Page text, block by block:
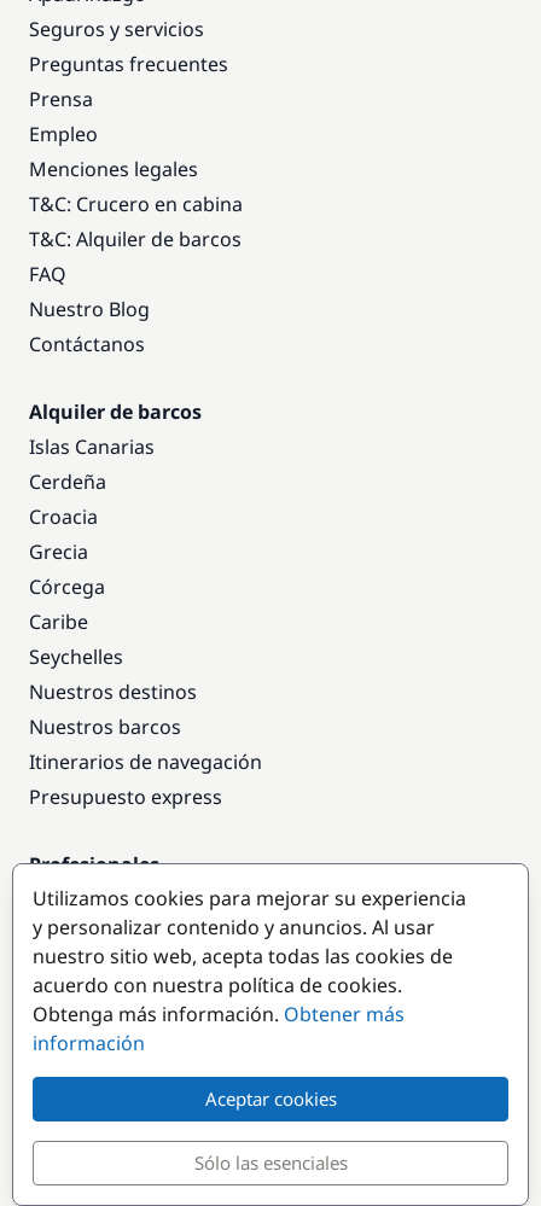
Seguros y servicios
Preguntas frecuentes
Prensa
Empleo
Menciones legales
T&C: Crucero en cabina
T&C: Alquiler de barcos
FAQ
Nuestro Blog
Contáctanos
Alquiler de barcos
Islas Canarias
Cerdeña
Croacia
Grecia
Córcega
Caribe
Seychelles
Nuestros destinos
Nuestros barcos
Itinerarios de navegación
Presupuesto express
Profesionales
Acceso empresas
Colaborar como empresa
Destinos populares
Utilizamos cookies para mejorar su experiencia
y personalizar contenido y anuncios. Al usar
nuestro sitio web, acepta todas las cookies de
acuerdo con nuestra política de cookies.
Obtenga más información. Obtener más
información
Aceptar cookies
Sólo las esenciales